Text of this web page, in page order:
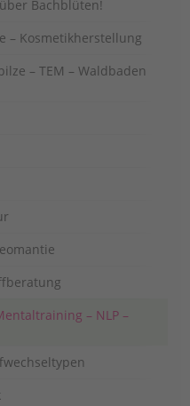
Bachblüten!
– Kosmetikherstellung
– TEM – Waldbaden
– NLP –